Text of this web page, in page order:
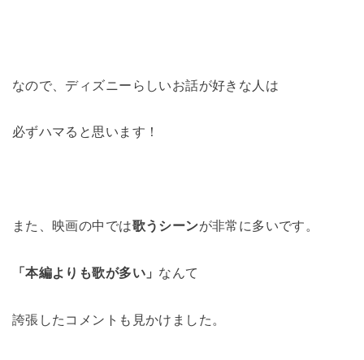
なので、ディズニーらしいお話が好きな人は
必ずハマると思います！
また、映画の中では歌うシーンが非常に多いです。
「本編よりも歌が多い」 なんて
誇張したコメントも見かけました。